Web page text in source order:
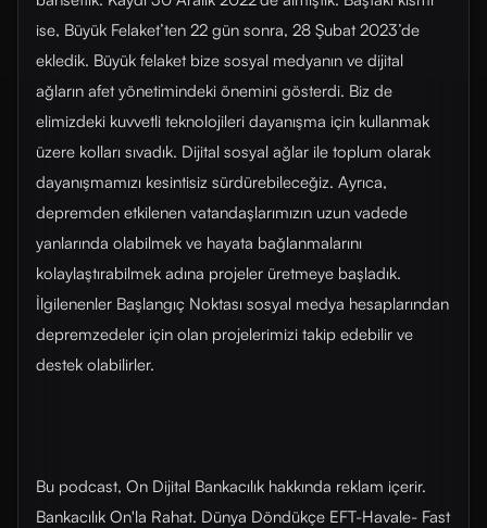
ise, Büyük Felaket’ten 22 gün sonra, 28 Şubat 2023’de
ekledik. Büyük felaket bize sosyal medyanın ve dijital
ağların afet yönetimindeki önemini gösterdi. Biz de
elimizdeki kuvvetli teknolojileri dayanışma için kullanmak
üzere kolları sıvadık. Dijital sosyal ağlar ile toplum olarak
dayanışmamızı kesintisiz sürdürebileceğiz. Ayrıca,
depremden etkilenen vatandaşlarımızın uzun vadede
yanlarında olabilmek ve hayata bağlanmalarını
kolaylaştırabilmek adına projeler üretmeye başladık.
İlgilenenler Başlangıç Noktası sosyal medya hesaplarından
depremzedeler için olan projelerimizi takip edebilir ve
destek olabilirler.
Bu podcast, On Dijital Bankacılık hakkında reklam içerir.
Bankacılık On'la Rahat. Dünya Döndükçe EFT-Havale- Fast